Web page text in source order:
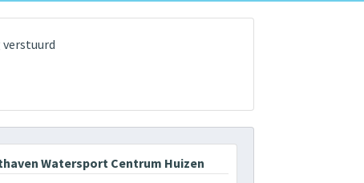
verstuurd
Watersport Centrum Huizen